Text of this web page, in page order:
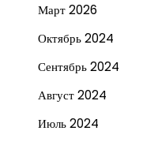
Март 2026
Октябрь 2024
Сентябрь 2024
Август 2024
Июль 2024